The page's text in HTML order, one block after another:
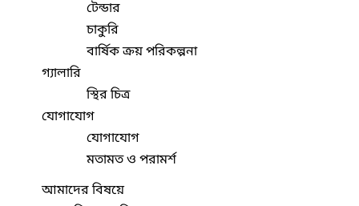
টেন্ডার
চাকুরি
বার্ষিক ক্রয় পরিকল্পনা
গ্যালারি
স্থির চিত্র
যোগাযোগ
যোগাযোগ
মতামত ও পরামর্শ
আমাদের বিষয়ে